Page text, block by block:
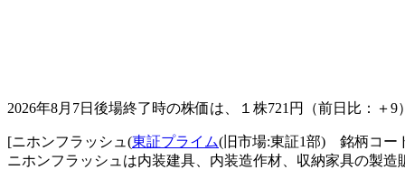
2026年8月7日後場終了時の株価は、１株721 円（前日比：＋
[ニホンフラッシュ(東証プライム(旧市場:東証1部) 銘柄コー
ニホンフラッシュは内装建具、内装造作材、収納家具の製